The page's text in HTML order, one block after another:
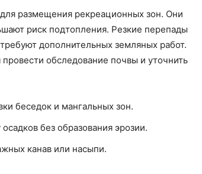
размещения рекреационных зон. Они
риск подтопления. Резкие перепады
дополнительных земляных работ.
обследование почвы и уточнить
беседок и мангальных зон.
без образования эрозии.
канав или насыпи.